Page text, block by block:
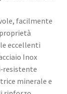
facilmente
eccellenti
Inox
minerale e